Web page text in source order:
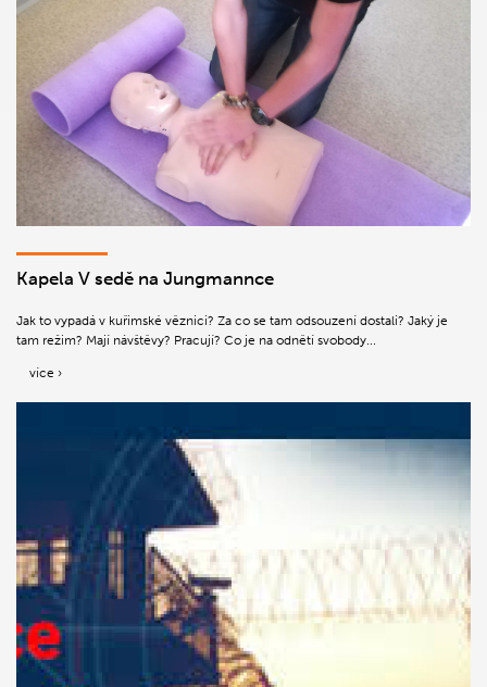
Kapela V sedě na Jungmannce
Jak to vypadá v kuřimské věznici? Za co se tam odsouzení dostali? Jaký je
tam režim? Mají návštěvy? Pracují? Co je na odnětí svobody...
více ›